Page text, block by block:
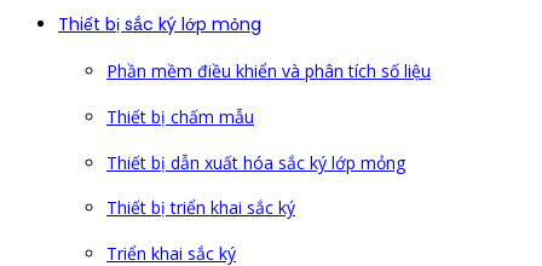
Thiết bị sắc ký lớp mỏng
Phần mềm điều khiển và phân tích số liệu
Thiết bị chấm mẫu
Thiết bị dẫn xuất hóa sắc ký lớp mỏng
Thiết bị triển khai sắc ký
Triển khai sắc ký